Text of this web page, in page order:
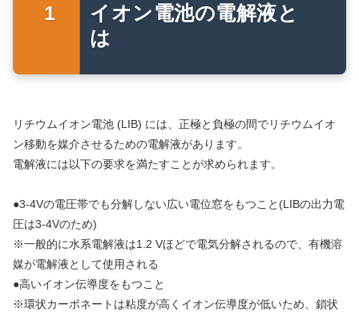
イオン電池の電解液と
は
リチウムイオン電池 (LIB) には、正極と負極の間でリチウムイオ
ン移動を媒介させるための電解液があります。
電解液には以下の要求を満たすことが求められます。
●3-4Vの電圧帯でも分解しない広い電位窓をもつこと(LIBの出力電
圧は3-4Vのため)
※一般的に水系電解液は1.2 Vほどで電気分解されるので、有機溶
媒が電解液として使用される
●高いイオン伝導度をもつこと
※環状カーボネートは粘度が高くイオン伝導度が低いため、鎖状